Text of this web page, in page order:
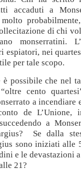
accaduti a
di chi
monserratini.
espiatori, nei
per tale scopo.
possibile che nel
cento
a incendiare
de L’Unione,
a
Se dalla
sono iniziati alle
e le devastazioni
21?